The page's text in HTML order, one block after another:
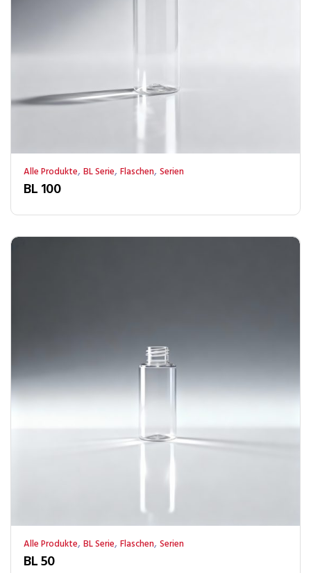
Alle Produkte, BL Serie, Flaschen, Serien
BL 100
Alle Produkte, BL Serie, Flaschen, Serien
BL 50